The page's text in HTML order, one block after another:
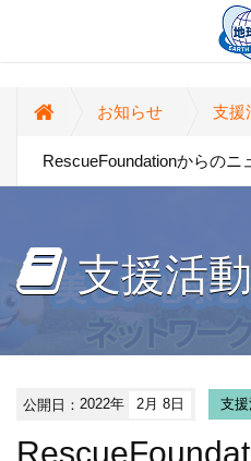
お知らせ 支援
RescueFoundationからのニ
支援活
公開日：2022年 2月 8日 支